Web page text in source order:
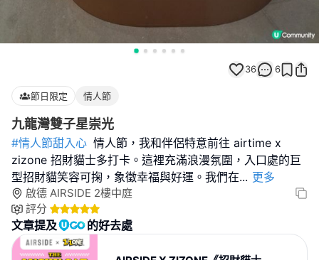
36 6
節日限定 情人節
九龍灣雙子星崇光
#情人節甜入心 情人節，我和伴侶特意前往 airtime x
zizone 招財貓士多打卡。這裡充滿浪漫氛圍，入口處的巨
型招財貓笑容可掬，象徵幸福與好運。我們在... 更多
啟德 AIRSIDE 2樓中庭
評分
文章提及 的好去處